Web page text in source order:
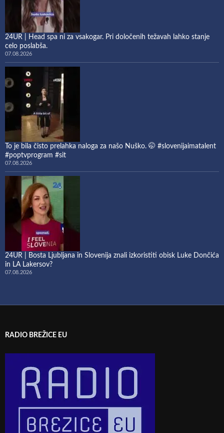
24UR | Head spa ni za vsakogar. Pri določenih težavah lahko stanje
celo poslabša.
07.08.2026
To je bila čisto prelahka naloga za našo Nuško. 🤭 #slovenijaimatalent
#poptvprogram #sit
07.08.2026
24UR | Bosta Ljubljana in Slovenija znali izkoristiti obisk Luke Dončića
in LA Lakersov?
07.08.2026
RADIO BREŽICE EU